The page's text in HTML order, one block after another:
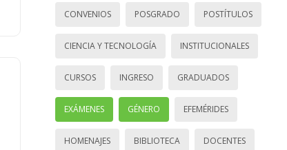
CONVENIOS POSGRADO POSTÍTULOS
CIENCIA Y TECNOLOGÍA INSTITUCIONALES
CURSOS INGRESO GRADUADOS
EXÁMENES GÉNERO EFEMÉRIDES
HOMENAJES BIBLIOTECA DOCENTES